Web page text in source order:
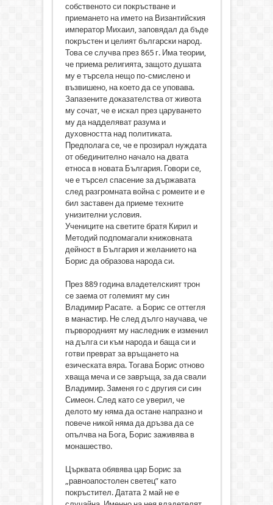
собственото си покръстване и
приемането на името на Византийския
император Михаил, заповядал да бъде
покръстен и целият български народ.
Това се случва през 865 г. Има теории,
че приема религията, защото душата
му е търсела нещо по-смислено и
възвишено, на което да се уповава.
Запазените доказателства от живота
му сочат, че е искал през царуването
му да надделяват разума и
духовността над политиката.
Предполага се, че е прозирал нуждата
от обединително начало на двата
етноса в новата България. Говори се,
че е търсел спасение за държавата
след разгромната война с ромеите и е
бил заставен да приеме техните
унизителни условия.
Учениците на светите братя Кирил и
Методий подпомагали книжовната
дейност в България и желанието на
Борис да образова народа си.
През 889 година владетелският трон
се заема от големият му син
Владимир Расате. а Борис се оттегля
в манастир. Не след дълго научава, че
първородният му наследник е изменил
на дълга си към народа и баща си и
готви преврат за връщането на
езическата вяра. Тогава Борис отново
хваща меча и се завръща, за да свали
Владимир. Заменя го с другия си син
Симеон. След като се уверил, че
делото му няма да остане напразно и
повече никой няма да дръзва да се
опълчва на Бога, Борис заживява в
монашество.
Църквата обявява цар Борис за
„равноапостолен светец” като
покръстител. Датата 2 май не е